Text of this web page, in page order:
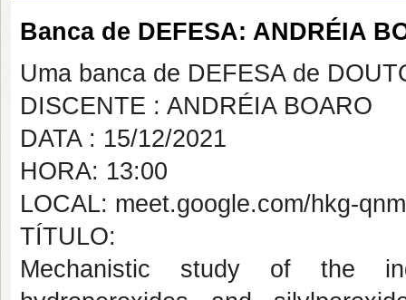
Banca de DEFESA: ANDRÉIA
Uma banca de DEFESA de
DISCENTE : ANDRÉIA BOARO
DATA : 15/12/2021
HORA: 13:00
LOCAL: meet.google.com/hkg-
TÍTULO:
Mechanistic study of the